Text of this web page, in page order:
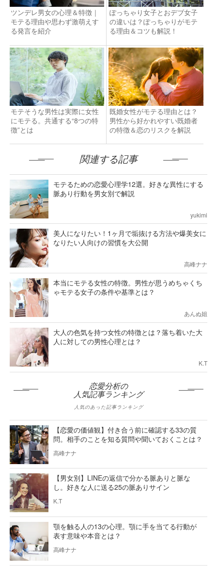
ツンデレ男女の心理＆特徴｜
モテる理由や思わず激萌えす
る発言を紹介
ぽっちゃり女子とおデブ女子
の違いは？ぽっちゃりがモテ
る理由＆コツも解説！
モテそうな男性は実際に女性
にモテる。共通する“8つの特
徴”とは
既婚女性がモテる理由とは？
男性から好かれやすい既婚者
の特徴＆恋のリスクを解説
関連する記事
モテるための恋愛心理学12選。好きな異性にする
脈あり行動を男女別で解説
yukimi
美人になりたい！1ヶ月で垢抜ける方法や爆美女に
なりたい人向けの習慣を大公開
高峰ナナ
本当にモテる女性の特徴。男性が思うめちゃくち
ゃモテる女子の条件や基準とは？
あんぬ姐
大人の色気を持つ女性の特徴とは？落ち着いた大
人に対しての男性心理とは？
K.T
恋愛分析の
人気記事ランキング
人気のあった記事ランキング
【恋愛の価値観】付き合う前に確認する33の質
問。相手のことを知る質問や聞いておくことは？
高峰ナナ
【男女別】LINEの返信で分かる脈ありと脈な
し。好きな人に送る25の脈ありサイン
K.T
顎を触る人の13の心理。顎に手を当てる行動が
表す意味や本音とは？
高峰ナナ